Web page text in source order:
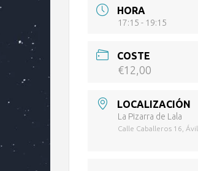
HORA
17:15 - 19:15
COSTE
€12,00
LOCALIZACIÓN
La Pizarra de Lala
Calle Caballeros 16,